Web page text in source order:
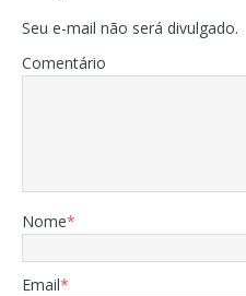
Seu e-mail não será divulgado.
Comentário
Nome*
Email*